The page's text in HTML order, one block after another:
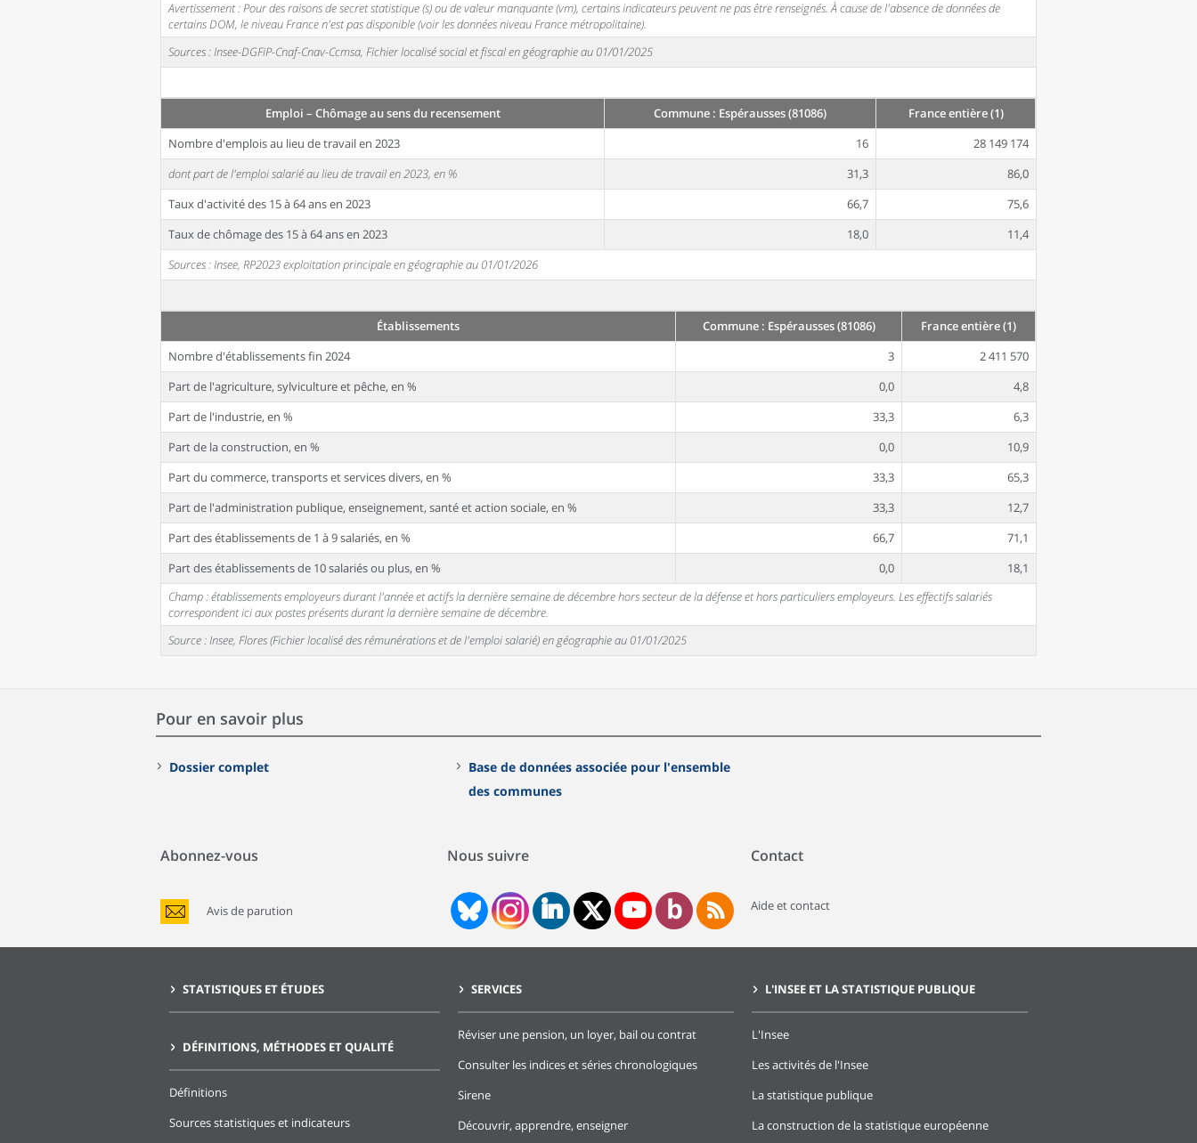
Avertissement : Pour des raisons de secret statistique (s) ou de valeur manquante (vm), certains indicateurs peuvent ne pas être renseignés. À cause de l'absence de données de
certains DOM, le niveau France n'est pas disponible (voir les données niveau France métropolitaine).
Sources : Insee-DGFiP-Cnaf-Cnav-Ccmsa, Fichier localisé social et fiscal en géographie au 01/01/2025
Emploi – Chômage au sens du recensement Commune : Espérausses (81086)
France entière (1)
Nombre d'emplois au lieu de travail en 2023
16
28 149 174
dont part de l'emploi salarié au lieu de travail en 2023, en %
31,3
86,0
Taux d'activité des 15 à 64 ans en 2023
66,7
75,6
Taux de chômage des 15 à 64 ans en 2023
18,0
11,4
Sources : Insee, RP2023 exploitation principale en géographie au 01/01/2026
Établissements Commune : Espérausses (81086)
France entière (1)
Nombre d'établissements fin 2024
3
2 411 570
Part de l'agriculture, sylviculture et pêche, en %
0,0
4,8
Part de l'industrie, en %
33,3
6,3
Part de la construction, en %
0,0
10,9
Part du commerce, transports et services divers, en %
33,3
65,3
Part de l'administration publique, enseignement, santé et action sociale, en %
33,3
12,7
Part des établissements de 1 à 9 salariés, en %
66,7
71,1
Part des établissements de 10 salariés ou plus, en %
0,0
18,1
Champ : établissements employeurs durant l'année et actifs la dernière semaine de décembre hors secteur de la défense et hors particuliers employeurs. Les effectifs salariés
correspondent ici aux postes présents durant la dernière semaine de décembre.
Source : Insee, Flores (Fichier localisé des rémunérations et de l'emploi salarié) en géographie au 01/01/2025
Pour en savoir plus
Dossier complet
Base de données associée pour l'ensemble
des communes
Abonnez-vous
Avis de parution
Nous suivre Contact
Aide et contact
STATISTIQUES ET ÉTUDES
DÉFINITIONS, MÉTHODES ET QUALITÉ
Définitions
Sources statistiques et indicateurs
SERVICES
Réviser une pension, un loyer, bail ou contrat
Consulter les indices et séries chronologiques
Sirene
Découvrir, apprendre, enseigner
L'INSEE ET LA STATISTIQUE PUBLIQUE
L'Insee
Les activités de l'Insee
La statistique publique
La construction de la statistique européenne